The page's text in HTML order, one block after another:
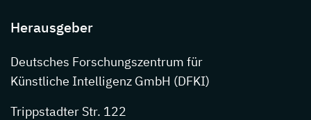
Herausgeber
Deutsches Forschungszentrum für
Künstliche Intelligenz GmbH (DFKI)
Trippstadter Str. 122